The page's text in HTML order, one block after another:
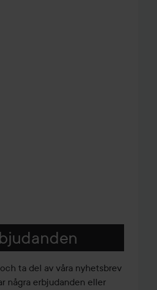
ta del av våra nyhetsbrev
några erbjudanden eller